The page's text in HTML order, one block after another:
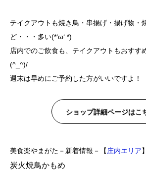
テイクアウトも焼き鳥・串揚げ・揚げ物・
ど・・・多い(*‘ω‘ *)
店内でのご飲食も、テイクアウトもおすす
(^_^)/
週末は早めにご予約した方がいいですよ！
ショップ詳細ページはこ
美食楽やまがた－新着情報－【庄内エリア】
炭火焼鳥かもめ